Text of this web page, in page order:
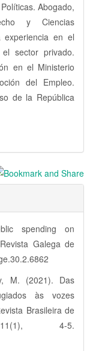
Abogado,
y Ciencias
experiencia en el
sector privado.
en el Ministerio
del Empleo.
de la República
spending on
Galega de
M. (2021). Das
às vozes
Brasileira de
4-5.